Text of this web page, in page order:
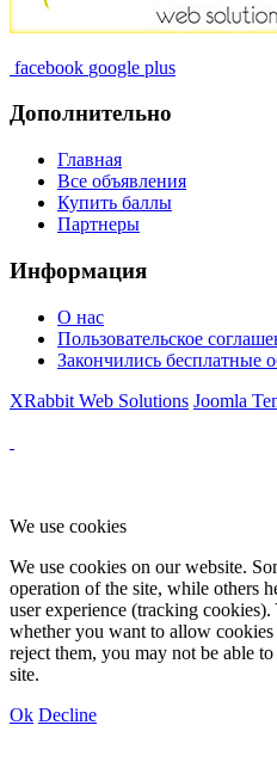
facebook google plus
Дополнительно
Главная
Все объявления
Купить баллы
Партнеры
Информация
О нас
Пользовательское
Закончились бесплатные
XRabbit Web Solutions Joomla
We use cookies
We use cookies on our website.
operation of the site, while others
user experience (tracking
whether you want to allow
reject them, you may not be able
site.
Ok Decline